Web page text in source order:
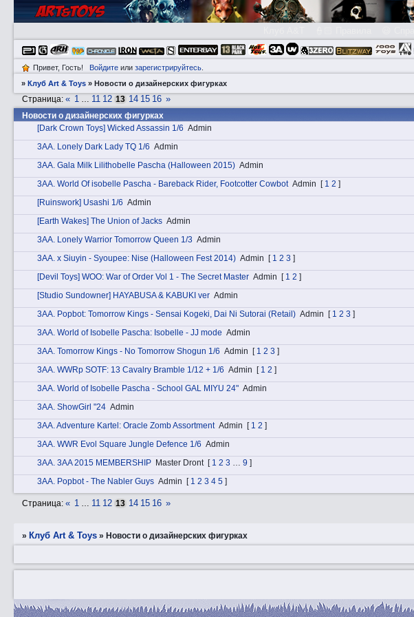
Привет, Гость! Войдитеили зарегистрируйтесь.
»Клуб Art & Toys »Новости о дизайнерских фигурках
Новости о дизайнерских фигурках
Страница:« 1 … 11 12 13 14 15 16 »
[Dark Crown Toys] Wicked Assassin 1/6 Admin
3АA. Lonely Dark Lady TQ 1/6 Admin
3АA. Gala Milk Lilithobelle Pascha (Halloween 2015) Admin
3АA. World Of isobelle Pascha - Bareback Rider, Footcotter Cowbot Admin [ 1 2 ]
[Ruinswork] Usashi 1/6 Admin
[Earth Wakes] The Union of Jacks Admin
3АA. Lonely Warrior Tomorrow Queen 1/3 Admin
3АA. x Siuyin - Syoupee: Nise (Halloween Fest 2014) Admin [ 1 2 3 ]
[Devil Toys] WOO: War of Order Vol 1 - The Secret Master Admin [ 1 2 ]
[Studio Sundowner] HAYABUSA & KABUKI ver Admin
3АA. Popbot: Tomorrow Kings - Sensai Kogeki, Dai Ni Sutorai (Retail) Admin [ 1 2 3 ]
3АA. World of Isobelle Pascha: Isobelle - JJ mode Admin
3АA. Tomorrow Kings - No Tomorrow Shogun 1/6 Admin [ 1 2 3 ]
3АA. WWRp SOTF: 13 Cavalry Bramble 1/12 + 1/6 Admin [ 1 2 ]
3АA. World of Isobelle Pascha - School GAL MIYU 24" Admin
3АA. ShowGirl "24 Admin
3АA. Adventure Kartel: Oracle Zomb Assortment Admin [ 1 2 ]
3АA. WWR Evol Square Jungle Defence 1/6 Admin
3АA. 3AA 2015 MEMBERSHIP Master Dront [ 1 2 3 … 9 ]
3АA. Popbot - The Nabler Guys Admin [ 1 2 3 4 5 ]
Страница:« 1 … 11 12 13 14 15 16 »
» Клуб Art & Toys »Новости о дизайнерских фигурках